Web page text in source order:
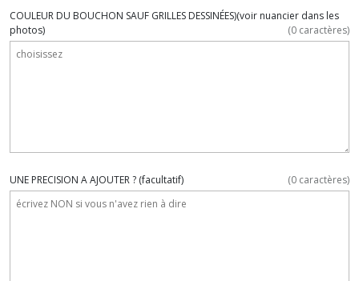
COULEUR DU BOUCHON SAUF GRILLES DESSINÉES)(voir nuancier dans les
photos)
(0 caractères)
UNE PRECISION A AJOUTER ? (facultatif) (0 caractères)